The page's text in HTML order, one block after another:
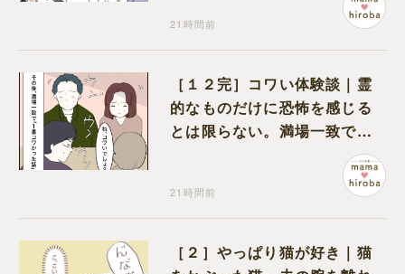
21時間前
［１２完］コワい体験談｜霊
的なものだけに恐怖を感じる
とは限らない。満場一致でコ
ワいと認定された意外な体験
21時間前
［２］やっぱり猫が好き｜猫